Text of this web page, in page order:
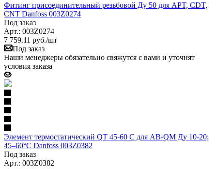
Фитинг присоединительный резьбовой Ду 50 для APT, CDT,
CNT Danfoss 003Z0274
Под заказ
Арт.: 003Z0274
7 759.11 руб./шт
Под заказ
Наши менеджеры обязательно свяжутся с вами и уточнят
условия заказа
Элемент термостатический QT 45-60 С для AB-QM Ду 10-20;
45–60°С Danfoss 003Z0382
Под заказ
Арт.: 003Z0382